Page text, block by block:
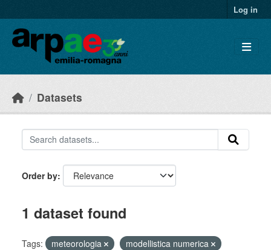
Log in
Datasets
Order by
1 dataset found
Tags: meteorologia
modellistica numerica